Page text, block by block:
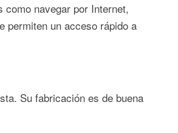
como navegar por Internet,
permiten un acceso rápido a
Su fabricación es de buena